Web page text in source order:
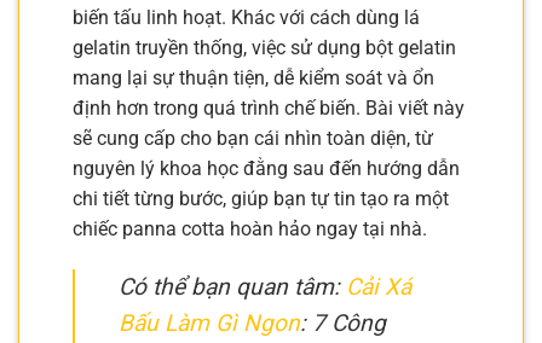
biến tấu linh hoạt. Khác với cách dùng lá
gelatin truyền thống, việc sử dụng bột gelatin
mang lại sự thuận tiện, dễ kiểm soát và ổn
định hơn trong quá trình chế biến. Bài viết này
sẽ cung cấp cho bạn cái nhìn toàn diện, từ
nguyên lý khoa học đằng sau đến hướng dẫn
chi tiết từng bước, giúp bạn tự tin tạo ra một
chiếc panna cotta hoàn hảo ngay tại nhà.
Có thể bạn quan tâm: Cải Xá
Bấu Làm Gì Ngon: 7 Công